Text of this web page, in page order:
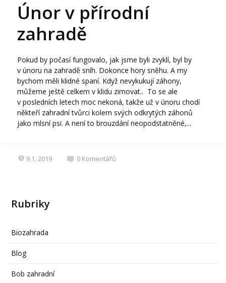
Únor v přírodní
zahradě
Pokud by počasí fungovalo, jak jsme byli zvyklí, byl by
v únoru na zahradě sníh. Dokonce hory sněhu. A my
bychom měli klidné spaní. Když nevykukují záhony,
můžeme ještě celkem v klidu zimovat.. To se ale
v posledních letech moc nekoná, takže už v únoru chodí
někteří zahradní tvůrci kolem svých odkrytých záhonů
jako mlsní psi. A není to brouzdání neopodstatněné,...
9.1. 2019 0 Komentářů
Rubriky
Biozahrada
Blog
Bob zahradní